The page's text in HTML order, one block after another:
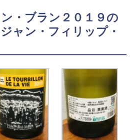
・ブラン２０１９の
ャン・フィリップ・